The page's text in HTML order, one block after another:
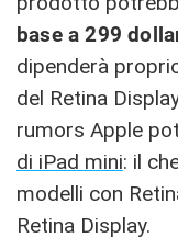
base a 299
dipenderà
del Retina
rumors Apple
di iPad mini: il
modelli con
Retina Display.